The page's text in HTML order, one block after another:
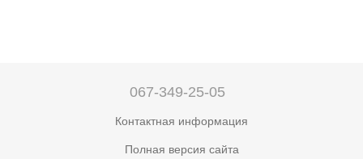
067-349-25-05
Контактная информация
Полная версия сайта